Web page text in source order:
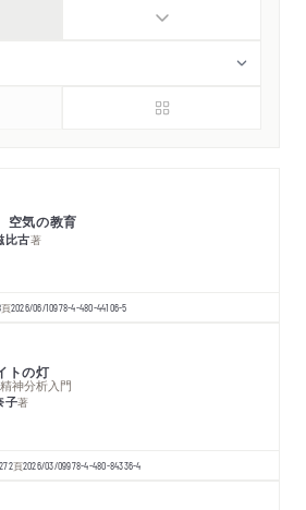
気の教育
比古著
頁2026/06/10978-4-480-44106-5
トの灯
神分析入門
子著
272頁2026/03/09978-4-480-84336-4